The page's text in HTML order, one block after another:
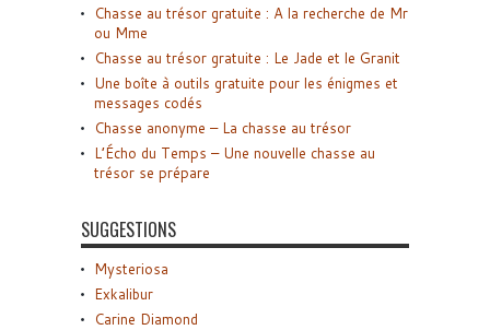
Chasse au trésor gratuite : A la recherche de Mr
ou Mme
Chasse au trésor gratuite : Le Jade et le Granit
Une boîte à outils gratuite pour les énigmes et
messages codés
Chasse anonyme – La chasse au trésor
L’Écho du Temps – Une nouvelle chasse au
trésor se prépare
SUGGESTIONS
Mysteriosa
Exkalibur
Carine Diamond